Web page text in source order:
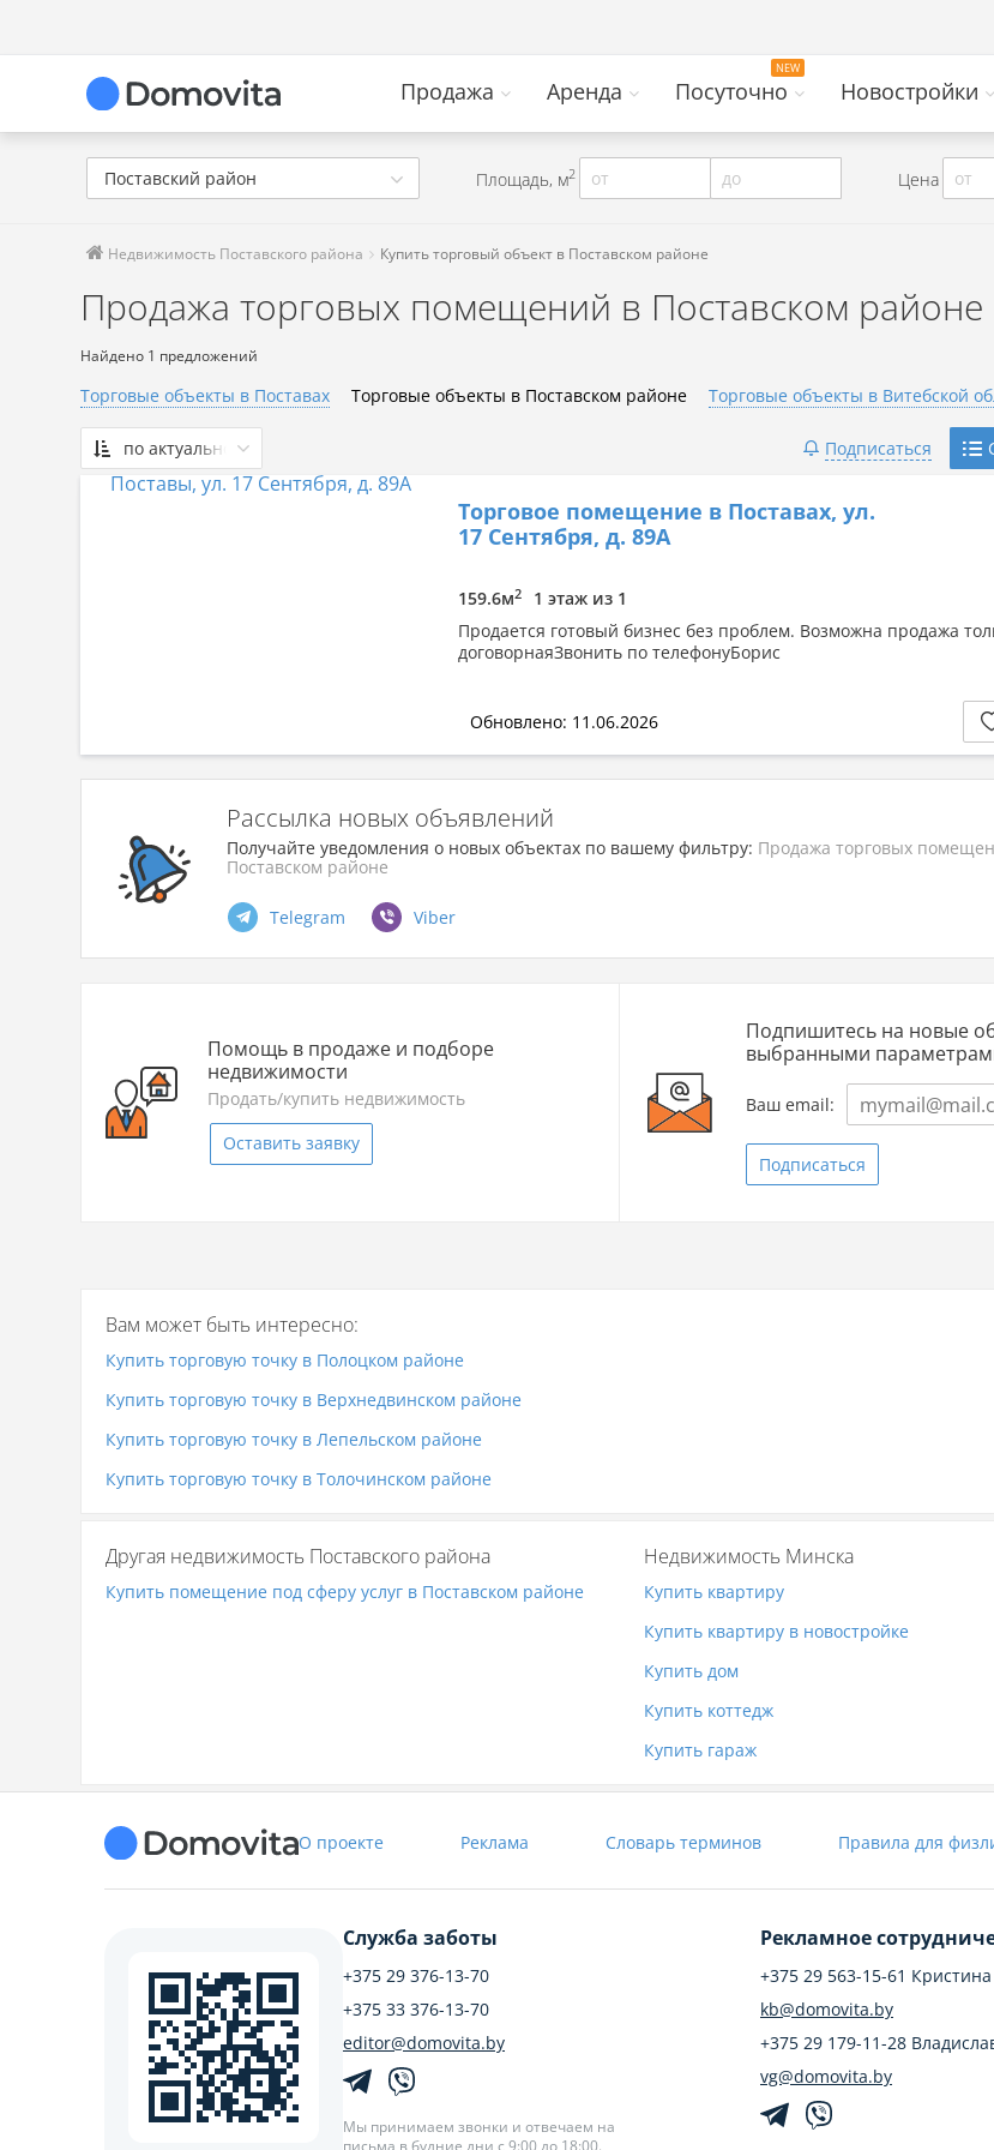
Продажа Аренда Посуточно Новостройки
Поставский район Площадь, м2 от до Цена от
Недвижимость Поставского района Купить торговый объект в Поставском районе
Продажа торговых помещений в Поставском районе
Найдено 1 предложений
Торговые объекты в Поставах Торговые объекты в Поставском районе Торговые объекты в Витебской
по актуальности
По актуальности
Подписаться
Торговое помещение в Поставах, ул.
17 Сентября, д. 89А
159.6м2
1 этаж из 1
Продается готовый бизнес без проблем. Возможна продажа
договорнаяЗвонить по телефонуБорис
Обновлено: 11.06.2026
Рассылка новых объявлений
Получайте уведомления о новых объектах по вашему фильтру: Продажа торговых
Поставском районе
Telegram Viber
Помощь в продаже и подборе
недвижимости
Продать/купить недвижимость
Оставить заявку
Подпишитесь на новые
выбранными
Ваш email:
Подписаться
Вам может быть интересно:
Купить торговую точку в Полоцком районе
Купить торговую точку в Верхнедвинском районе
Купить торговую точку в Лепельском районе
Купить торговую точку в Толочинском районе
Другая недвижимость Поставского района
Купить помещение под сферу услуг в Поставском районе
Недвижимость Минска
Купить квартиру
Купить квартиру в новостройке
Купить дом
Купить коттедж
Купить гараж
О проекте Реклама Словарь терминов Правила для
Служба заботы
+375 29 376-13-70
+375 33 376-13-70
editor@domovita.by
Мы принимаем звонки и отвечаем на
письма в будние дни с 9:00 до 18:00.
Рекламное
+375 29 563-15-61
kb@domovita.by
+375 29 179-11-28
vg@domovita.by